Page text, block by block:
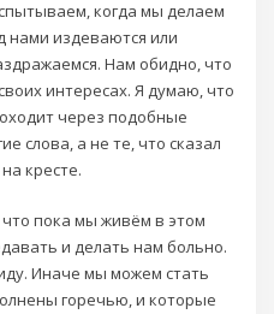
когда мы делаем
нами издеваются или
Нам обидно, что
интересах. Я думаю, что
через подобные
слова, а не те, что сказал
кресте.
что пока мы живём в этом
и делать нам больно.
Иначе мы можем стать
горечью, и которые